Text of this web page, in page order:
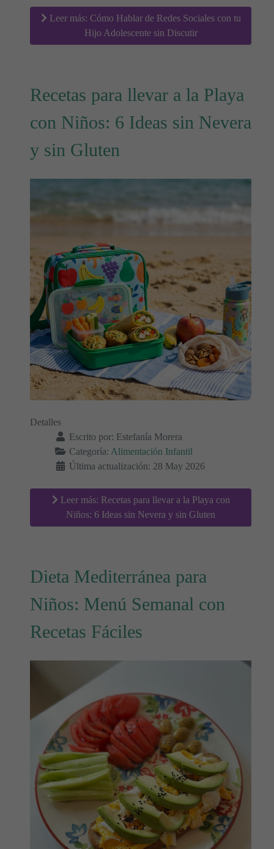
Leer más: Cómo Hablar de Redes Sociales con tu
Hijo Adolescente sin Discutir
Recetas para llevar a la Playa
con Niños: 6 Ideas sin Nevera
y sin Gluten
Detalles
Escrito por: Estefanía Morera
Categoría: Alimentación Infantil
Última actualización: 28 May 2026
Leer más: Recetas para llevar a la Playa con
Niños: 6 Ideas sin Nevera y sin Gluten
Dieta Mediterránea para
Niños: Menú Semanal con
Recetas Fáciles